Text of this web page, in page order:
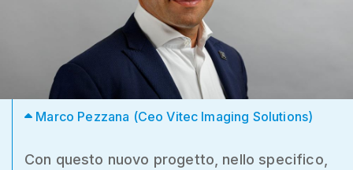
Marco Pezzana (Ceo Vitec Imaging Solutions)
Con questo nuovo progetto, nello specifico,